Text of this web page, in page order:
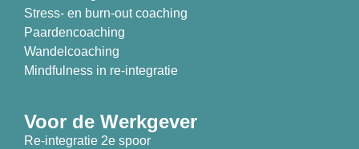
Stress- en burn-out coaching
Paardencoaching
Wandelcoaching
Mindfulness in re-integratie
Voor de Werkgever
Re-integratie 2e spoor